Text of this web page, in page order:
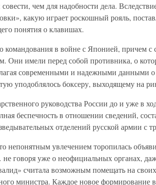
чем для надобности дела.
какую играет роскошный рояль,
понятия о клавишах.
командования в войне с Японией, причем с
Они имели перед собой противника, о
современными и надежными данными о
уподоблялось боксеру, выходящему на
руководства России до и уже в
беспечность в отношении сведений,
отделений русской армии с
непонятным увлечением торопилась
говоря уже о неофициальных органах,
считала возможным помещать на
министра. Каждое новое формирование